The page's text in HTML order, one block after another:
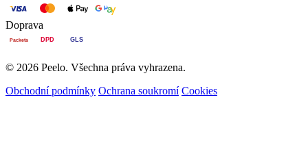
Doprava
Packeta DPD GLS
© 2026 Peelo. Všechna práva vyhrazena.
Obchodní podmínky Ochrana soukromí Cookies